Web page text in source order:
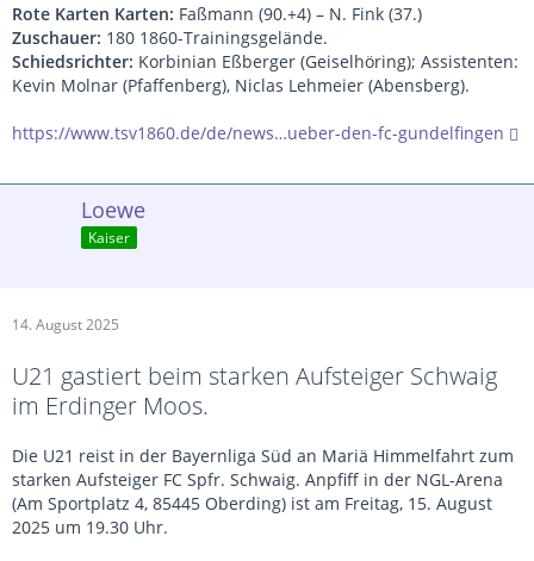
Rote Karten Karten: Faßmann (90.+4) – N. Fink (37.)
Zuschauer: 180 1860-Trainingsgelände.
Schiedsrichter: Korbinian Eßberger (Geiselhöring); Assistenten:
Kevin Molnar (Pfaffenberg), Niclas Lehmeier (Abensberg).
https://www.tsv1860.de/de/news…ueber-den-fc-gundelfingen
Loewe
Kaiser
14. August 2025
U21 gastiert beim starken Aufsteiger Schwaig
im Erdinger Moos.
Die U21 reist in der Bayernliga Süd an Mariä Himmelfahrt zum
starken Aufsteiger FC Spfr. Schwaig. Anpfiff in der NGL-Arena
(Am Sportplatz 4, 85445 Oberding) ist am Freitag, 15. August
2025 um 19.30 Uhr.